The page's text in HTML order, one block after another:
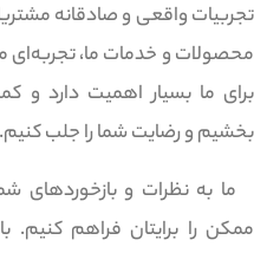
واقعی و صادقانه مشتریان
و خدمات ما، تجربه‌ای
ما بسیار اهمیت دارد و
و رضایت شما را جلب کنیم.
ما به نظرات و بازخوردهای
را برایتان فراهم کنیم. با